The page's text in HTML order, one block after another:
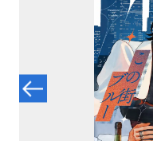
鉄道・バス
コミック・ラノベ